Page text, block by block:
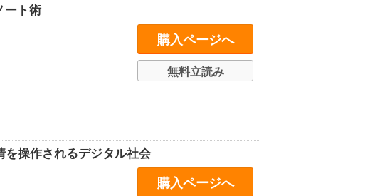
ート術
購入ページへ
無料立読み
操作されるデジタル社会
購入ページへ